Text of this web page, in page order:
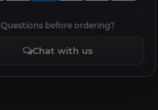
Questions before ordering?
Chat with us